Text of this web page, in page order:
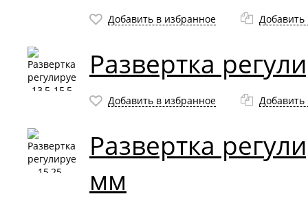
Добавить в избранное Добавить
Развертка
Добавить в избранное Добавить
Развертка
мм